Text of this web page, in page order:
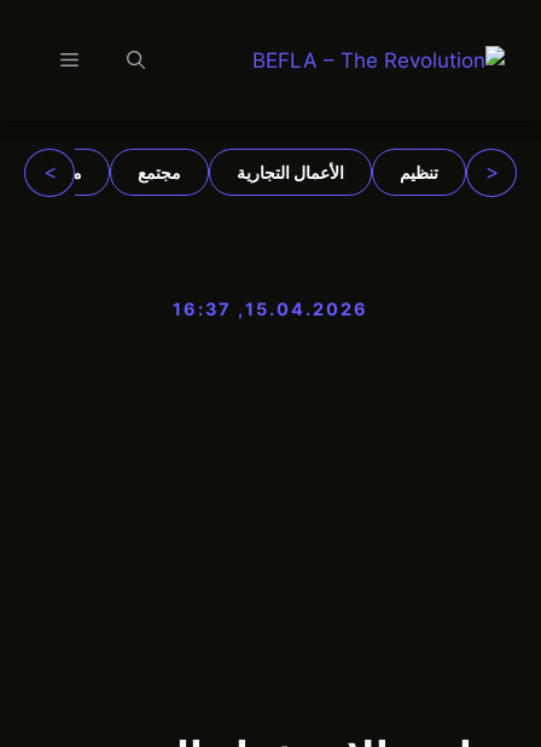
المحتوى
القائمة
< تنظيم الأعمال التجارية مجتمع مؤسسات
>
15.04.2026, 16:37